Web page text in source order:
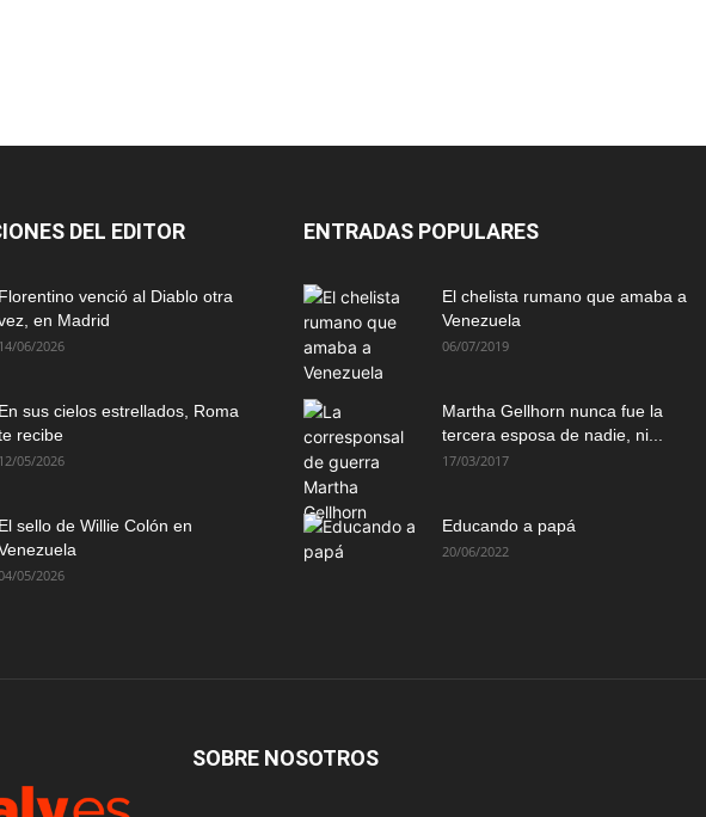
DEL EDITOR
Florentino venció al Diablo otra
en Madrid
14/06/2026
En sus cielos estrellados, Roma
recibe
12/05/2026
El sello de Willie Colón en
05/2026
ENTRADAS POPULARES
El chelista rumano que amaba a
Venezuela
06/07/2019
Martha Gellhorn nunca fue la
tercera esposa de nadie, ni...
17/03/2017
Educando a papá
20/06/2022
SOBRE NOSOTROS